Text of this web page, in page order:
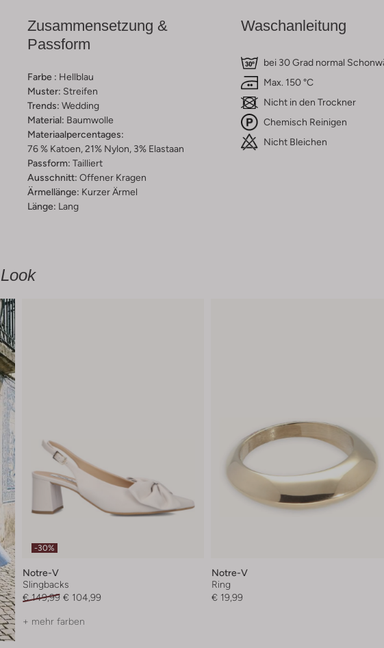
Zusammensetzung &
Passform
Farbe : Hellblau
Muster: Streifen
Trends: Wedding
Material: Baumwolle
Materiaalpercentages:
76 % Katoen, 21% Nylon, 3% Elastaan
Passform: Tailliert
Ausschnitt: Offener Kragen
Ärmellänge: Kurzer Ärmel
Länge: Lang
Waschanleitung
bei 30 Grad normal
Max. 150 °C
Nicht in den Trockner
Chemisch Reinigen
Nicht Bleichen
Look
-30%
Notre-V
Slingbacks
€ 149,99 € 104,99
+ mehr farben
Notre-V
Ring
€ 19,99